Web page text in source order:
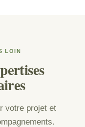
LOIN
votre projet et